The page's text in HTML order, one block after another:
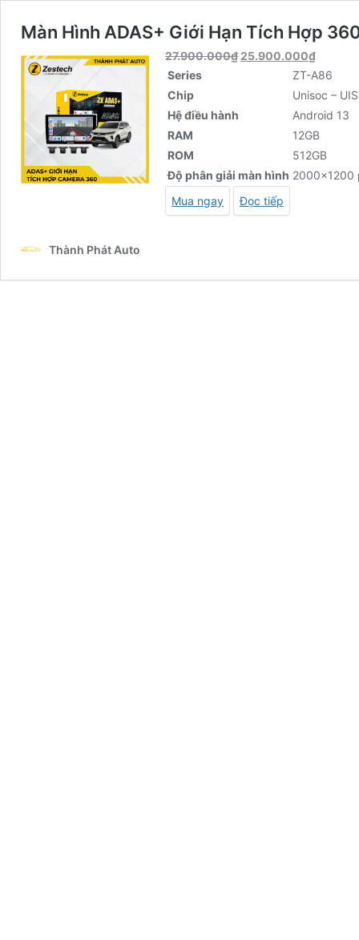
Màn Hình ADAS+ Giới Hạn Tích Hợp
27.900.000₫ 25.900.000₫
Series
ZT-A86
Chip
Unisoc –
Hệ điều hành
Android 13
RAM
12GB
ROM
512GB
Độ phân giải màn hình 2000×1200
Mua ngay
Đọc tiếp
Thành Phát Auto